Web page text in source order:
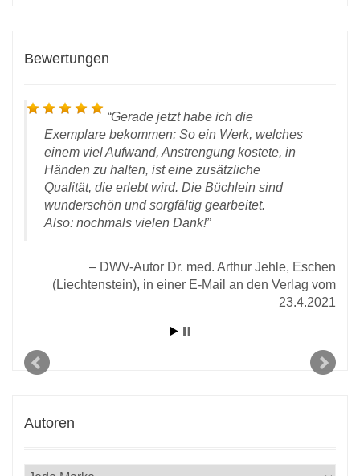
Bewertungen
Gerade jetzt habe ich die
Exemplare bekommen: So ein Werk, welches
einem viel Aufwand, Anstrengung kostete, in
Händen zu halten, ist eine zusätzliche
Qualität, die erlebt wird. Die Büchlein sind
wunderschön und sorgfältig gearbeitet.
Also: nochmals vielen Dank!
DWV-Autor Dr. med. Arthur Jehle, Eschen
(Liechtenstein), in einer E-Mail an den Verlag vom
23.4.2021
Autoren